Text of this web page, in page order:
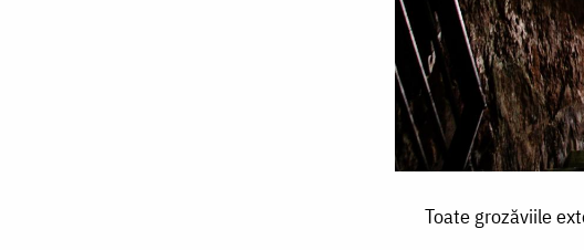
Toate grozăviile